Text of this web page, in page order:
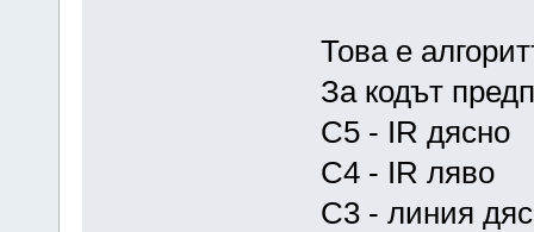
Това е
За кодът
C5 - IR дясно
C4 - IR ляво
C3 - линия